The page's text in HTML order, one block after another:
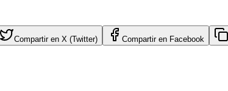
Compartir en X (Twitter) Compartir en Facebook